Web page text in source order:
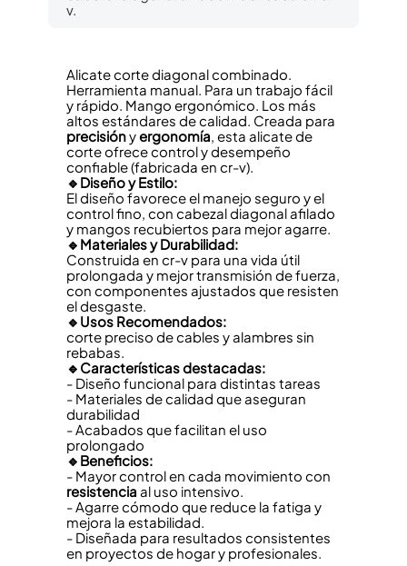
v.
Alicate corte diagonal combinado.
Herramienta manual. Para un trabajo fácil
y rápido. Mango ergonómico. Los más
altos estándares de calidad. Creada para
precisiónyergonomía , esta alicate de
corte ofrece control y desempeño
confiable (fabricada en cr-v).
🔹Diseño y Estilo:
El diseño favorece el manejo seguro y el
control fino, con cabezal diagonal afilado
y mangos recubiertos para mejor agarre.
🔹Materiales y Durabilidad:
Construida en cr-v para una vida útil
prolongada y mejor transmisión de fuerza,
con componentes ajustados que resisten
el desgaste.
🔹Usos Recomendados:
corte preciso de cables y alambres sin
rebabas.
🔹Características destacadas:
- Diseño funcional para distintas tareas
- Materiales de calidad que aseguran
durabilidad
- Acabados que facilitan el uso
prolongado
🔹Beneficios:
- Mayor control en cada movimiento con
resistencia al uso intensivo.
- Agarre cómodo que reduce la fatiga y
mejora la estabilidad.
- Diseñada para resultados consistentes
en proyectos de hogar y profesionales.